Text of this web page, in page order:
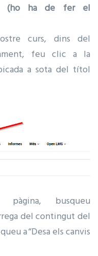
(ho ha de fer el
curs, dins del
feu clic a la
a sota del títol
busqueu
del contingut del
a “Desa els canvis